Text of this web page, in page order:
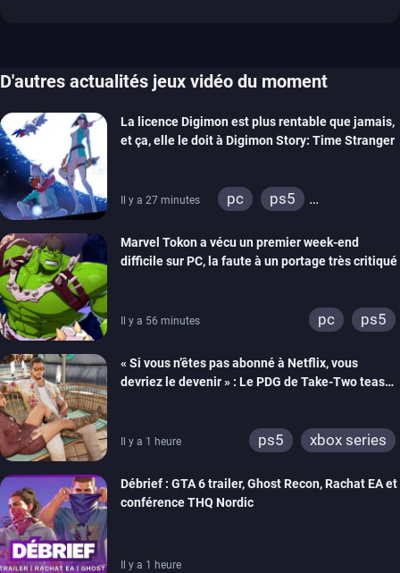
D'autres actualités jeux vidéo du moment
La licence Digimon est plus rentable que jamais,
et ça, elle le doit à Digimon Story: Time Stranger
Il y a 27 minutes pc
ps5
switch 2
Marvel Tokon a vécu un premier week-end
difficile sur PC, la faute à un portage très critiqué
Il y a 56 minutes pc ps5
« Si vous n’êtes pas abonné à Netflix, vous
devriez le devenir » : Le PDG de Take-Two tease
Il y a 1 heure ps5 xbox series
Débrief : GTA 6 trailer, Ghost Recon, Rachat EA et
conférence THQ Nordic
Il y a 1 heure